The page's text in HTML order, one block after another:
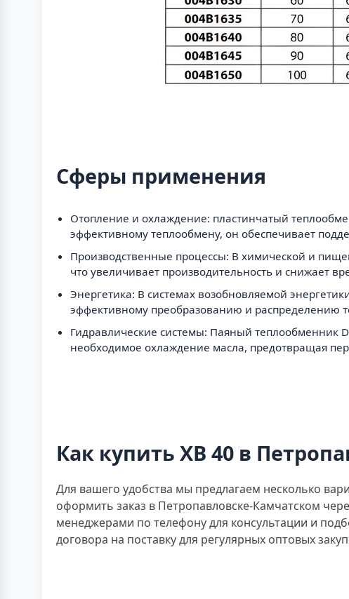
Сферы применения
Отопление и охлаждение: пластинчатый
эффективному теплообмену, он обеспечивает
Производственные процессы: В химической и
что увеличивает производительность и снижает
Энергетика: В системах возобновляемой
эффективному преобразованию и распределению
Гидравлические системы: Паяный теплообменник
необходимое охлаждение масла, предотвращая
Как купить XB 40 в
Для вашего удобства мы предлагаем несколько
оформить заказ в Петропавловске-Камчатском
менеджерами по телефону для консультации и
договора на поставку для регулярных оптовых